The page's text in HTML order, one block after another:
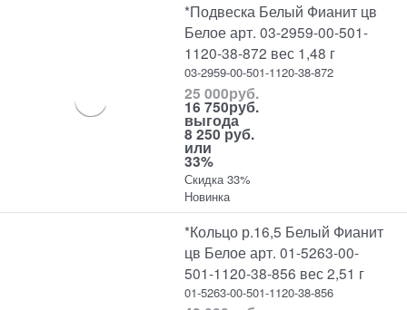
*Подвеска Белый Фианит цв
Белое арт. 03-2959-00-501-
1120-38-872 вес 1,48 г
03-2959-00-501-1120-38-872
25 000руб.
16 750руб.
выгода
8 250 руб.
или
33%
Скидка 33%
Новинка
*Кольцо р.16,5 Белый Фианит
цв Белое арт. 01-5263-00-
501-1120-38-856 вес 2,51 г
01-5263-00-501-1120-38-856